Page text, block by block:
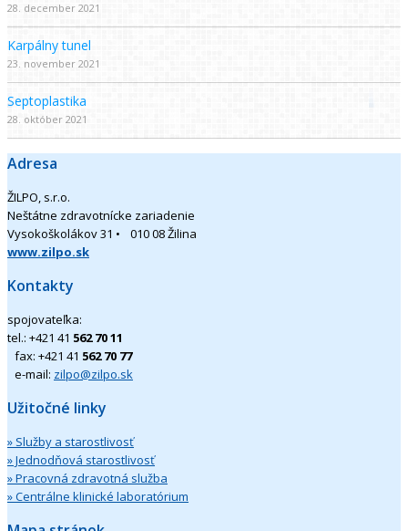
28. december 2021
Karpálny tunel
23. november 2021
Septoplastika
28. október 2021
Adresa
ŽILPO, s.r.o.
Neštátne zdravotnícke zariadenie
Vysokoškolákov 31 • 010 08 Žilina
www.zilpo.sk
Kontakty
spojovateľka:
tel.: +421 41 562 70 11
fax: +421 41 562 70 77
e-mail: zilpo@zilpo.sk
Užitočné linky
» Služby a starostlivosť
» Jednodňová starostlivosť
» Pracovná zdravotná služba
» Centrálne klinické laboratórium